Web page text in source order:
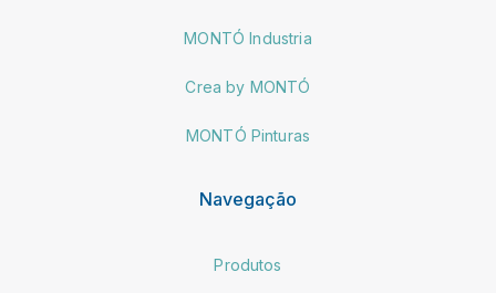
MONTÓ Industria
Crea by MONTÓ
MONTÓ Pinturas
Navegação
Produtos